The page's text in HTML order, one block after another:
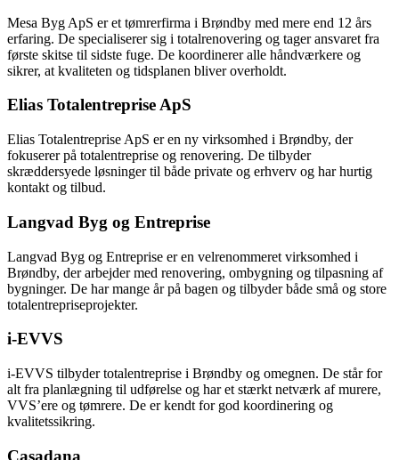
Mesa Byg ApS er et tømrerfirma i Brøndby med mere end 12 års
erfaring. De specialiserer sig i totalrenovering og tager ansvaret fra
første skitse til sidste fuge. De koordinerer alle håndværkere og
sikrer, at kvaliteten og tidsplanen bliver overholdt.
Elias Totalentreprise ApS
Elias Totalentreprise ApS er en ny virksomhed i Brøndby, der
fokuserer på totalentreprise og renovering. De tilbyder
skræddersyede løsninger til både private og erhverv og har hurtig
kontakt og tilbud.
Langvad Byg og Entreprise
Langvad Byg og Entreprise er en velrenommeret virksomhed i
Brøndby, der arbejder med renovering, ombygning og tilpasning af
bygninger. De har mange år på bagen og tilbyder både små og store
totalentrepriseprojekter.
i-EVVS
i-EVVS tilbyder totalentreprise i Brøndby og omegnen. De står for
alt fra planlægning til udførelse og har et stærkt netværk af murere,
VVS’ere og tømrere. De er kendt for god koordinering og
kvalitetssikring.
Casadana